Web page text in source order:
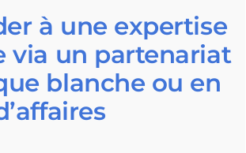
à une expertise
via un partenariat
blanche ou en